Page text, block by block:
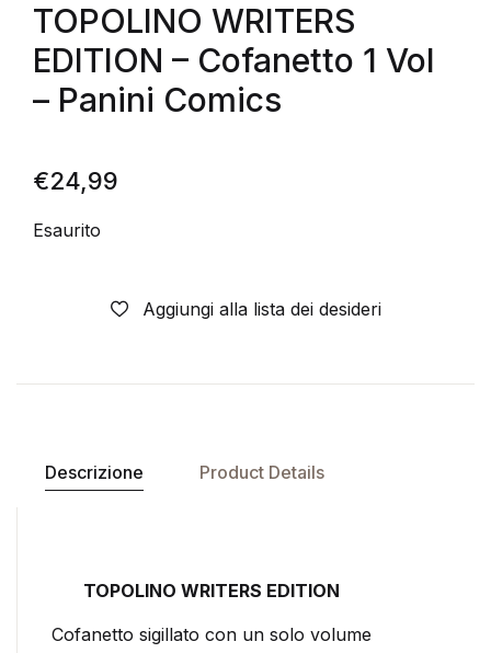
TOPOLINO WRITERS
EDITION – Cofanetto 1 Vol
– Panini Comics
€24,99
Esaurito
Aggiungi alla lista dei desideri
Descrizione Product Details
TOPOLINO WRITERS EDITION
Cofanetto sigillato con un solo volume